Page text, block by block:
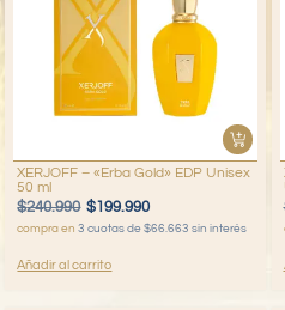
XERJOFF – «Erba Gold» EDP Unisex
50 ml
$240.990 $199.990
compra en3 cuotas de $66.663 sin interés
Añadir al carrito